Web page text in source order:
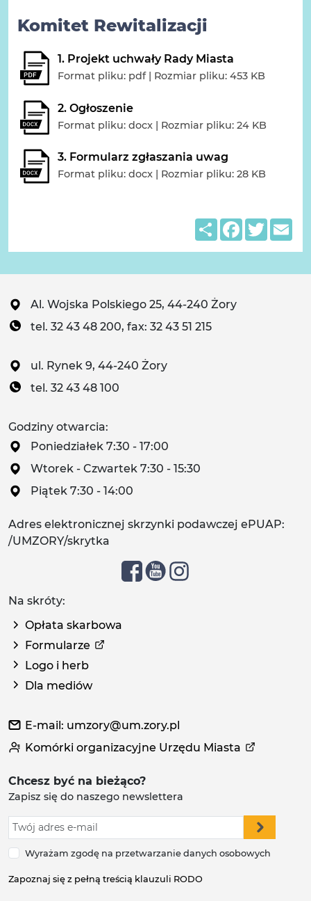
Komitet Rewitalizacji
1. Projekt uchwały Rady Miasta
Format pliku: pdf | Rozmiar pliku: 453 KB
2. Ogłoszenie
Format pliku: docx | Rozmiar pliku: 24 KB
3. Formularz zgłaszania uwag
Format pliku: docx | Rozmiar pliku: 28 KB
ShareFacebook
Twitter
Al. Wojska Polskiego 25, 44-240 Żory
tel. 32 43 48 200, fax: 32 43 51 215
ul. Rynek 9, 44-240 Żory
tel. 32 43 48 100
Godziny otwarcia:
Poniedziałek 7:30 - 17:00
Wtorek - Czwartek 7:30 - 15:30
Piątek 7:30 - 14:00
Adres elektronicznej skrzynki podawczej ePUAP:
/UMZORY/skrytka
Na skróty:
Opłata skarbowa
Formularze
Logo i herb
Dla mediów
E-mail: umzory@um.zory.pl
Komórki organizacyjne Urzędu Miasta
Chcesz być na bieżąco?
Zapisz się do naszego newslettera
Wyrażam zgodę na przetwarzanie danych osobowych
Zapoznaj się z pełną treścią klauzuli RODO